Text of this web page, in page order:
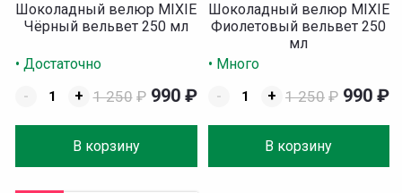
Шоколадный велюр MIXIE
Чёрный вельвет 250 мл
• Достаточно
-
+
В корзину
1 250 ₽ 990 ₽
Шоколадный велюр MIXIE
Фиолетовый вельвет 250
мл
• Много
-
+
В корзину
1 250 ₽ 990 ₽